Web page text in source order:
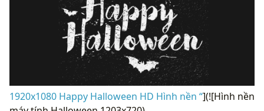
1920x1080 Happy Halloween HD Hình nền “](![Hình nền